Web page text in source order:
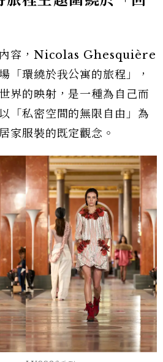
內容，Nicolas Ghesquière
「環繞於我公寓的旅程」，
界的映射，是一種為自己而
「私密空間的無限自由」為
家服裝的既定觀念。